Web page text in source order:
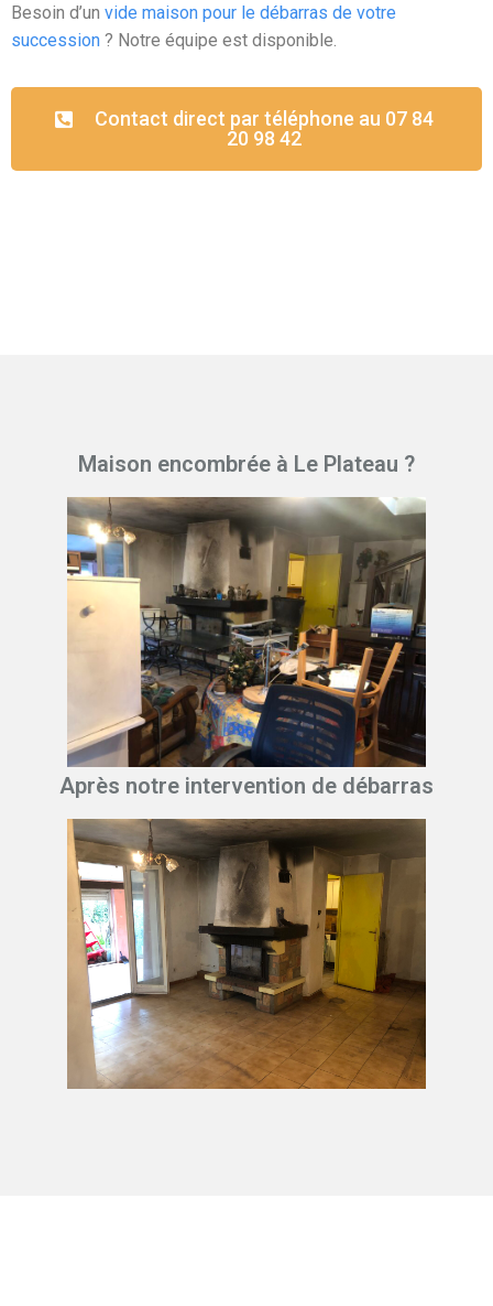
Besoin d’un vide maison pour le débarras de votre
succession ? Notre équipe est disponible.
Contact direct par téléphone au 07 84
20 98 42
Maison encombrée à Le Plateau ?
Après notre intervention de débarras